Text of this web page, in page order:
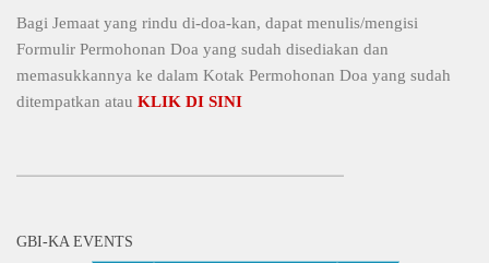
Bagi Jemaat yang rindu di-doa-kan, dapat menulis/mengisi
Formulir Permohonan Doa yang sudah disediakan dan
memasukkannya ke dalam Kotak Permohonan Doa yang sudah
ditempatkan atau KLIK DI SINI
GBI-KA EVENTS